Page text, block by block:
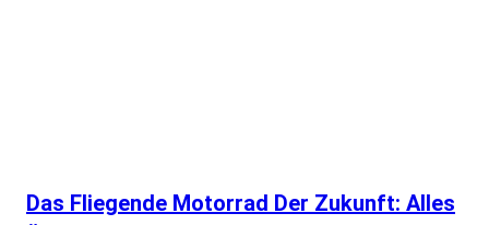
Das Fliegende Motorrad Der Zukunft: Alles